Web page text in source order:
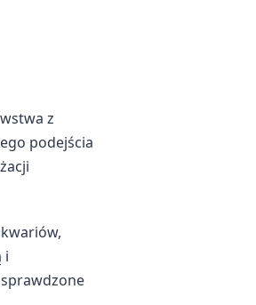
z
podejścia
i